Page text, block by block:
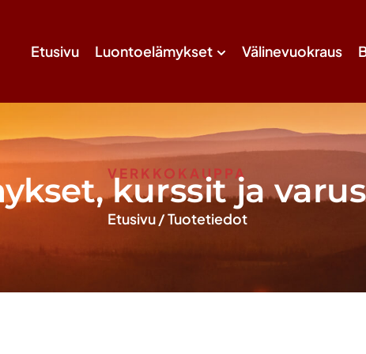
Etusivu Luontoelämykset Välinevuokraus
VERKKOKAUPPA
kurssit ja
Etusivu/Tuotetiedot